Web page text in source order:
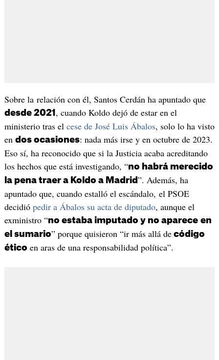
Sobre la relación con él, Santos Cerdán ha apuntado que
desde 2021 , cuando Koldo dejó de estar en el
ministerio tras el cese de José Luis Ábalos, solo lo ha visto
en dos ocasiones: nada más irse y en octubre de 2023.
Eso sí, ha reconocido que si la Justicia acaba acreditando
los hechos que está investigando, “no habrá merecido
la pena traer a Koldo a Madrid ”. Además, ha
apuntado que, cuando estalló el escándalo, el PSOE
decidió pedir a Ábalos su acta de diputado, aunque el
exministro “no estaba imputado y no aparece en
el sumario” porque quisieron “ir más allá decódigo
ético en aras de una responsabilidad política”.